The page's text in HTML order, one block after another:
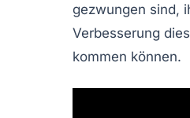
gezwungen sind,
Verbesserung
kommen können.